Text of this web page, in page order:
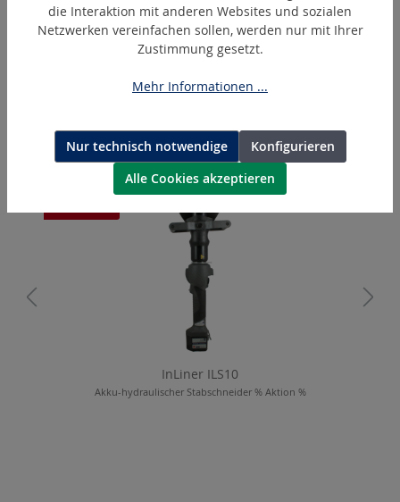
AP550-05
Produktgalerie überspringen
Ähnliche Artikel
InLiner ILS10
Akku-hydraulischer Stabschneider % Aktion %
die Interaktion mit anderen Websites und sozialen
Netzwerken vereinfachen sollen, werden nur mit Ihrer
Zustimmung gesetzt.
Mehr Informationen ...
Nur technisch notwendige
Konfigurieren
Alle Cookies akzeptieren